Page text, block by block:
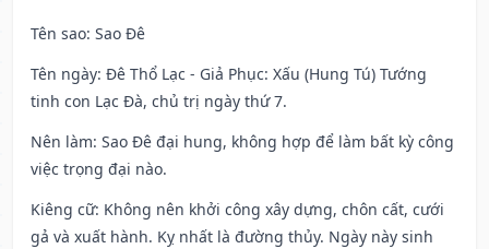
Tên sao: Sao Đê
Tên ngày: Đê Thổ Lạc - Giả Phục: Xấu (Hung Tú) Tướng
tinh con Lạc Đà, chủ trị ngày thứ 7.
Nên làm: Sao Đê đại hung, không hợp để làm bất kỳ công
việc trọng đại nào.
Kiêng cữ: Không nên khởi công xây dựng, chôn cất, cưới
gả và xuất hành. Kỵ nhất là đường thủy. Ngày này sinh